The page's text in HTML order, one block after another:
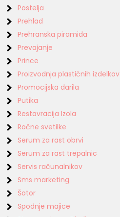
Postelja
Prehlad
Prehranska piramida
Prevajanje
Prince
Proizvodnja plastičnih izdelkov
Promocijska darila
Putika
Restavracija Izola
Ročne svetilke
Serum za rast obrvi
Serum za rast trepalnic
Servis računalnikov
Sms marketing
Šotor
Spodnje majice